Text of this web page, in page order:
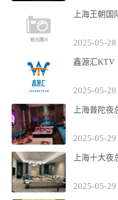
上海王朝
2025-05-28
鑫源汇KTV
2025-05-28
上海普陀
2025-05-29
上海十大
2025-05-29